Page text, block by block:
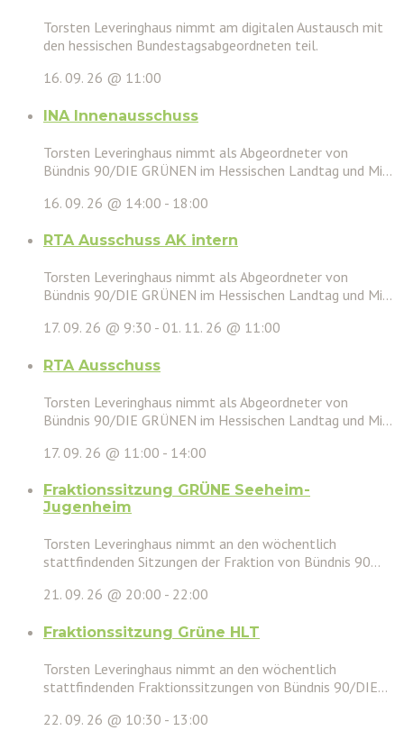
Torsten Leveringhaus nimmt am digitalen Austausch mit
den hessischen Bundestagsabgeordneten teil.
16. 09. 26 @ 11:00
INA Innenausschuss
Torsten Leveringhaus nimmt als Abgeordneter von
Bündnis 90/DIE GRÜNEN im Hessischen Landtag und Mi...
16. 09. 26 @ 14:00 - 18:00
RTA Ausschuss AK intern
Torsten Leveringhaus nimmt als Abgeordneter von
Bündnis 90/DIE GRÜNEN im Hessischen Landtag und Mi...
17. 09. 26 @ 9:30 - 01. 11. 26 @ 11:00
RTA Ausschuss
Torsten Leveringhaus nimmt als Abgeordneter von
Bündnis 90/DIE GRÜNEN im Hessischen Landtag und Mi...
17. 09. 26 @ 11:00 - 14:00
Fraktionssitzung GRÜNE Seeheim-
Jugenheim
Torsten Leveringhaus nimmt an den wöchentlich
stattfindenden Sitzungen der Fraktion von Bündnis 90...
21. 09. 26 @ 20:00 - 22:00
Fraktionssitzung Grüne HLT
Torsten Leveringhaus nimmt an den wöchentlich
stattfindenden Fraktionssitzungen von Bündnis 90/DIE...
22. 09. 26 @ 10:30 - 13:00